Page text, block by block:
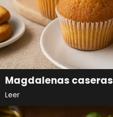
Magdalenas caseras
Leer